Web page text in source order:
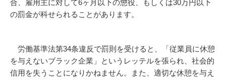
合、雇用主に対して6ヶ月以下の懲役、もしくは30万円以下
の罰金が科せられることがあります。
労働基準法第34条違反で罰則を受けると、「従業員に休憩
を与えないブラック企業」というレッテルを張られ、社会的
信用を失うことになりかねません。また、適切な休憩を与え